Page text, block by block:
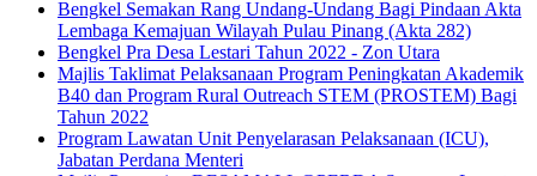
Bengkel Semakan Rang Undang-Undang Bagi Pindaan Akta
Lembaga Kemajuan Wilayah Pulau Pinang (Akta 282)
Bengkel Pra Desa Lestari Tahun 2022 - Zon Utara
Majlis Taklimat Pelaksanaan Program Peningkatan Akademik
B40 dan Program Rural Outreach STEM (PROSTEM) Bagi
Tahun 2022
Program Lawatan Unit Penyelarasan Pelaksanaan (ICU),
Jabatan Perdana Menteri